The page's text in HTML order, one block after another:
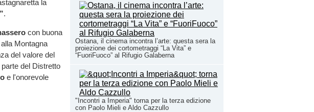
Ostana, il cinema incontra l’arte: questa sera la
proiezione dei cortometraggi “La Vita” e
“FuoriFuoco” al Rifugio Galaberna
"Incontri a Imperia" torna per la terza edizione
con Paolo Mieli e Aldo Cazzullo
la
.
con buona
Montagna
del valore del
del Distretto
e l'onorevole